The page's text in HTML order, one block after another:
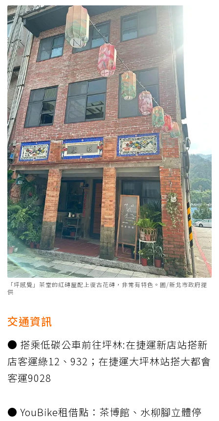
「坪感覺」茶堂的紅磚屋配上復古花磚，非常有特色。圖/新北市政府提
供
交通資訊
● 搭乘低碳公車前往坪林:在捷運新店站搭新
店客運綠12、932；在捷運大坪林站搭大都會
客運9028
● YouBike租借點：茶博館、水柳腳立體停